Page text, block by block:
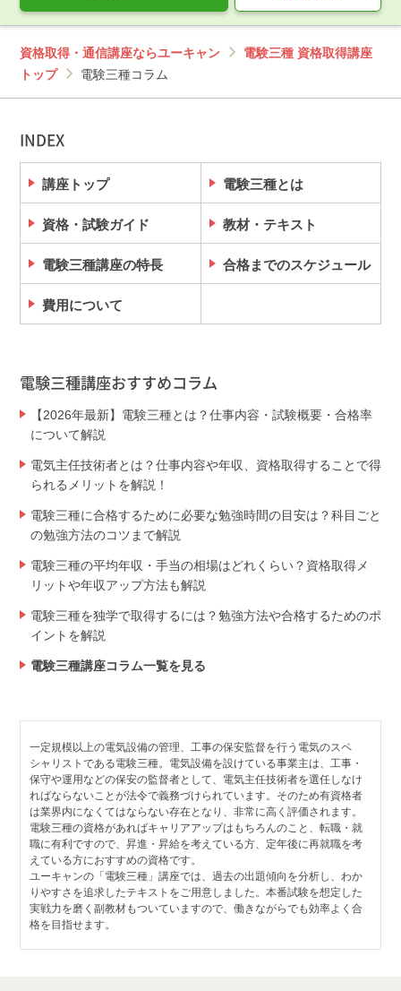
資格取得・通信講座ならユーキャン
電験三種 資格取得講座
トップ
電験三種コラム
INDEX
講座トップ 電験三種とは
資格・試験ガイド 教材・テキスト
電験三種講座の特長 合格までのスケジュール
費用について
電験三種講座おすすめコラム
【2026年最新】電験三種とは？仕事内容・試験概要・合格率
について解説
電気主任技術者とは？仕事内容や年収、資格取得することで得
られるメリットを解説！
電験三種に合格するために必要な勉強時間の目安は？科目ごと
の勉強方法のコツまで解説
電験三種の平均年収・手当の相場はどれくらい？資格取得メ
リットや年収アップ方法も解説
電験三種を独学で取得するには？勉強方法や合格するためのポ
イントを解説
電験三種講座コラム一覧を見る
一定規模以上の電気設備の管理、工事の保安監督を行う電気のスペ
シャリストである電験三種。電気設備を設けている事業主は、工事・
保守や運用などの保安の監督者として、電気主任技術者を選任しなけ
ればならないことが法令で義務づけられています。そのため有資格者
は業界内になくてはならない存在となり、非常に高く評価されます。
電験三種の資格があればキャリアアップはもちろんのこと、転職・就
職に有利ですので、昇進・昇給を考えている方、定年後に再就職を考
えている方におすすめの資格です。
ユーキャンの「電験三種」講座では、過去の出題傾向を分析し、わか
りやすさを追求したテキストをご用意しました。本番試験を想定した
実戦力を磨く副教材もついていますので、働きながらでも効率よく合
格を目指せます。